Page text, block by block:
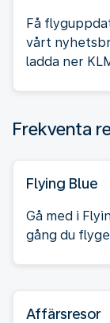
Få
vårt
ladda ner
Frekventa
Flying Blue
Gå med i
gång du
Affärsresor